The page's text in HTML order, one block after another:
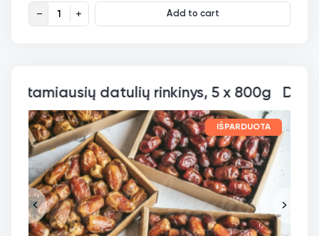
Džiovintos figos, ekologiškos quantity
Add to cart
Datulės LT mėgstamiausių
IŠPARDUOTA